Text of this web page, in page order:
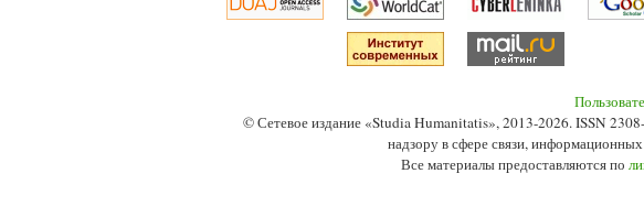
© Сетевое издание «Studia Humanitatis», 2013-2026. ISSN
надзору в сфере связи,
Все материалы предоставляются по